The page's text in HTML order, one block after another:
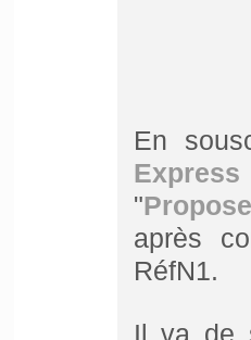
En
Express
"
après
RéfN1.
Il va de